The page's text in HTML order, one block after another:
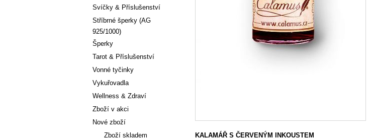
KALAMÁŘ S ČERVENÝM INKOUSTEM
Svíčky & Příslušenství
Stříbrné šperky (AG
925/1000)
Šperky
Tarot & Příslušenství
Vonné tyčinky
Vykuřovadla
Wellness & Zdraví
Zboží v akci
Nové zboží
Zboží skladem